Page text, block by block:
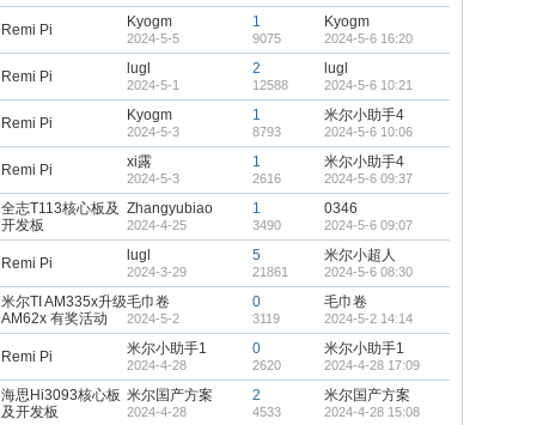
Remi Pi Kyogm
2024-5-5
1
9075
Kyogm
2024-5-6 16:20
Remi Pi lugl
2024-5-1
2
12588
lugl
2024-5-6 10:21
Remi Pi Kyogm
2024-5-3
1
8793
米尔小助手4
2024-5-6 10:06
Remi Pi xi露
2024-5-3
1
2616
米尔小助手4
2024-5-6 09:37
全志T113核心板及
开发板
Zhangyubiao
2024-4-25
1
3490
0346
2024-5-6 09:07
Remi Pi lugl
2024-3-29
5
21861
米尔小超人
2024-5-6 08:30
米尔TI AM335x升级
AM62x 有奖活动
毛巾卷
2024-5-2
0
3119
毛巾卷
2024-5-2 14:14
Remi Pi 米尔小助手1
2024-4-28
0
2620
米尔小助手1
2024-4-28 17:09
海思Hi3093核心板
及开发板
米尔国产方案
2024-4-28
2
4533
米尔国产方案
2024-4-28 15:08